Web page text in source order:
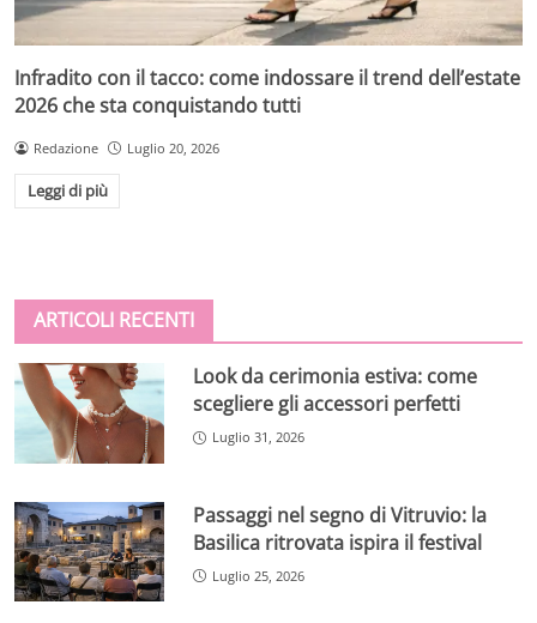
Infradito con il tacco: come indossare il trend dell’estate
2026 che sta conquistando tutti
Redazione Luglio 20, 2026
Leggi di più
ARTICOLI RECENTI
Look da cerimonia estiva: come
scegliere gli accessori perfetti
Luglio 31, 2026
Passaggi nel segno di Vitruvio: la
Basilica ritrovata ispira il festival
Luglio 25, 2026